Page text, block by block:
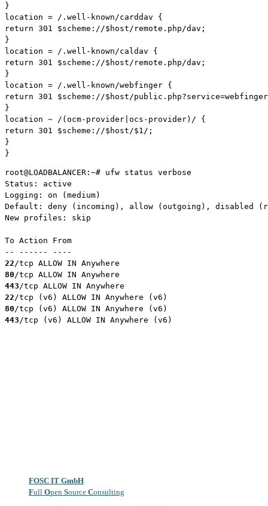
}
location = /.well-known/carddav {
return 301 $scheme://$host/remote.php/dav;
}
location = /.well-known/caldav {
return 301 $scheme://$host/remote.php/dav;
}
location = /.well-known/webfinger {
return 301 $scheme://$host/
}
location ~ /(ocm-provider|ocs-provider)/ {
return 301 $scheme://$host/$1/;
}
}
root@LOADBALANCER:~# ufw status verbose
Status: active
Logging: on (medium)
Default: deny (incoming), allow (outgoing), disabled
New profiles: skip
To Action From
22
80
443
22
80
443 /tcp (v6) ALLOW IN Anywhere (v6)
FOSC IT GmbH
Full Open Source Consulting